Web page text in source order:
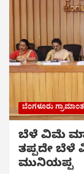
ಬೆಂಗಳೂರು
ಬೆಳೆ ವಿಮೆ
ತಪ್ಪದೇ
ಮುನಿಯಪ್ಪ